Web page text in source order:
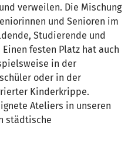
verweilen. Die Mischung
und Senioren im
Studierende und
festen Platz hat auch
in der
oder in der
Kinderkrippe.
Ateliers in unseren
städtische